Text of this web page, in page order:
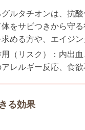
ルタチオンは、抗
をサビつきから守る
める方や、エイジ
（リスク）：内出血
レルギー反応、食
る効果